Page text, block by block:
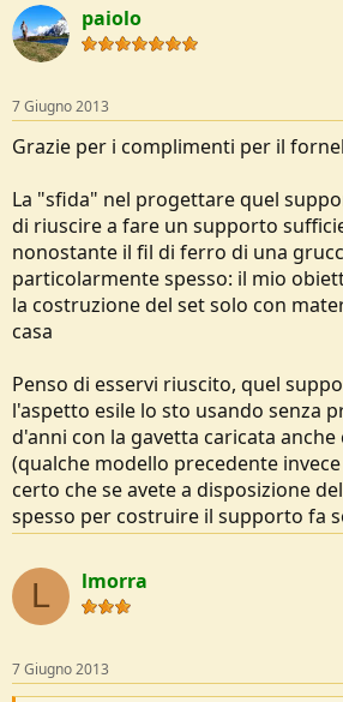
paiolo
7 Giugno 2013
Grazie per i complimenti per il
La "sfida" nel progettare quel
di riuscire a fare un supporto
nonostante il fil di ferro di una
particolarmente spesso: il mio
la costruzione del set solo con
casa
Penso di esservi riuscito, quel
l'aspetto esile lo sto usando senza
d'anni con la gavetta caricata
(qualche modello precedente
certo che se avete a disposizione
spesso per costruire il supporto fa
L lmorra
7 Giugno 2013